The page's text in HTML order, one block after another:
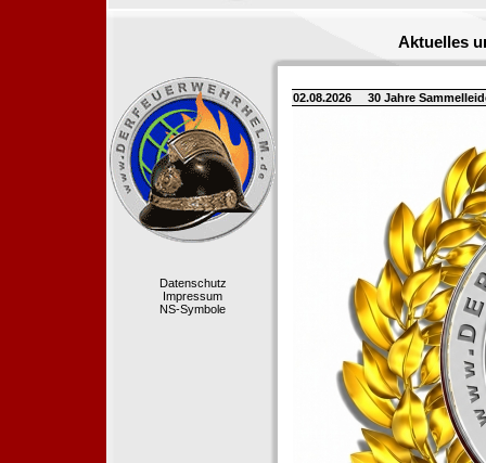
Aktuelles
Datenschutz
Impressum
NS-Symbole
02.08.2026 30 Jahre